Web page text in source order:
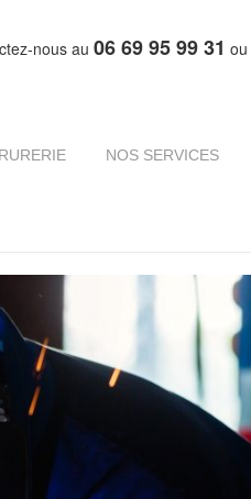
nous au 06 69 95 99 31 ou
NOS SERVICES